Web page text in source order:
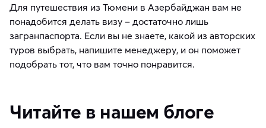
Для путешествия из Тюмени в Азербайджан вам не
понадобится делать визу – достаточно лишь
загранпаспорта. Если вы не знаете, какой из авторских
туров выбрать, напишите менеджеру, и он поможет
подобрать тот, что вам точно понравится.
Читайте в нашем блоге